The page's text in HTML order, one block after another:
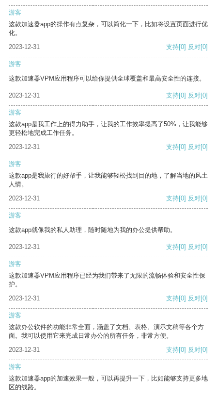
游客
这款加速器app的操作有点复杂，可以简化一下，比如将设置页面进行优
化。
2023-12-31
支持[0] 反对[0]
游客
这款加速器VPM应用程序可以给你提供全球覆盖和最高安全性的连接。
2023-12-31 支持[0] 反对[0]
游客
这款app是我工作上的得力助手，让我的工作效率提高了50%，让我能够
更轻松地完成工作任务。
2023-12-31
支持[0] 反对[0]
游客
这款app是我旅行的好帮手，让我能够轻松找到目的地，了解当地的风土
人情。
2023-12-31
支持[0] 反对[0]
游客
这款app就像我的私人助理，随时随地为我的办公提供帮助。
2023-12-31 支持[0] 反对[0]
游客
这款加速器VPM应用程序已经为我们带来了无限的流畅体验和安全性保
护。
2023-12-31
支持[0] 反对[0]
游客
这款办公软件的功能非常全面，涵盖了文档、表格、演示文稿等各个方
面。我可以使用它来完成日常办公的所有任务，非常方便。
2023-12-31
支持[0] 反对[0]
游客
这款加速器app的加速效果一般，可以再提升一下，比如能够支持更多地
区的线路。